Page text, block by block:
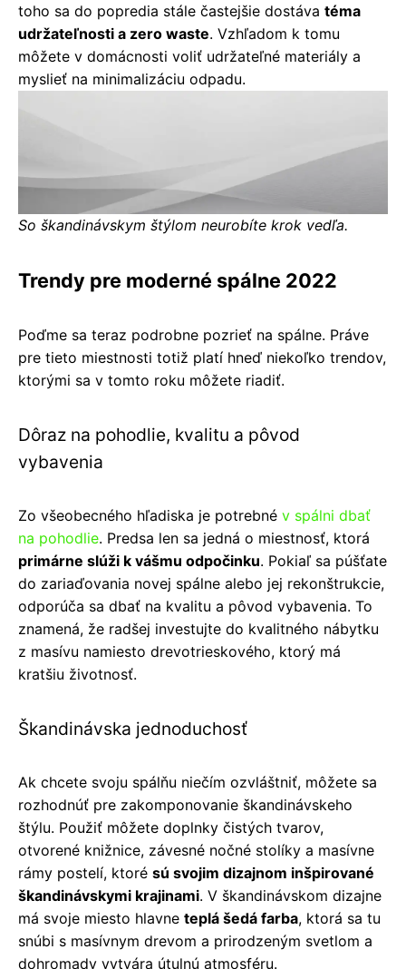
toho sa do popredia stále častejšie dostáva téma
udržateľnosti a zero waste. Vzhľadom k tomu
môžete v domácnosti voliť udržateľné materiály a
myslieť na minimalizáciu odpadu.
So škandinávskym štýlom neurobíte krok vedľa.
Trendy pre moderné spálne 2022
Poďme sa teraz podrobne pozrieť na spálne. Práve
pre tieto miestnosti totiž platí hneď niekoľko trendov,
ktorými sa v tomto roku môžete riadiť.
Dôraz na pohodlie, kvalitu a pôvod
vybavenia
Zo všeobecného hľadiska je potrebné v spálni dbať
na pohodlie. Predsa len sa jedná o miestnosť, ktorá
primárne slúži k vášmu odpočinku. Pokiaľ sa púšťate
do zariaďovania novej spálne alebo jej rekonštrukcie,
odporúča sa dbať na kvalitu a pôvod vybavenia. To
znamená, že radšej investujte do kvalitného nábytku
z masívu namiesto drevotrieskového, ktorý má
kratšiu životnosť.
Škandinávska jednoduchosť
Ak chcete svoju spálňu niečím ozvláštniť, môžete sa
rozhodnúť pre zakomponovanie škandinávskeho
štýlu. Použiť môžete doplnky čistých tvarov,
otvorené knižnice, závesné nočné stolíky a masívne
rámy postelí, ktoré sú svojim dizajnom inšpirované
škandinávskymi krajinami. V škandinávskom dizajne
má svoje miesto hlavne teplá šedá farba, ktorá sa tu
snúbi s masívnym drevom a prirodzeným svetlom a
dohromady vytvára útulnú atmosféru.